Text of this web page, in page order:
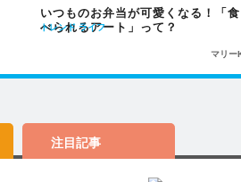
いつものお弁当が可愛くなる！「食
べられるアート」って？
トレンド ライフ
マリー
注目記事